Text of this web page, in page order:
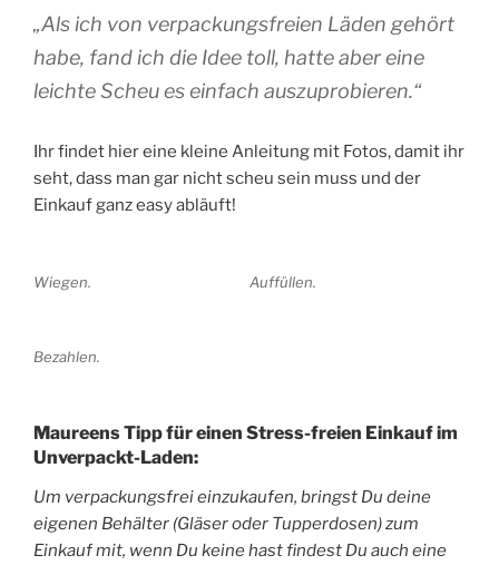
„Als ich von verpackungsfreien Läden gehört
habe, fand ich die Idee toll, hatte aber eine
leichte Scheu es einfach auszuprobieren.“
Ihr findet hier eine kleine Anleitung mit Fotos, damit ihr
seht, dass man gar nicht scheu sein muss und der
Einkauf ganz easy abläuft!
Wiegen. Auffüllen.
Bezahlen.
Maureens Tipp für einen Stress-freien Einkauf im
Unverpackt-Laden:
Um verpackungsfrei einzukaufen, bringst Du deine
eigenen Behälter (Gläser oder Tupperdosen) zum
Einkauf mit, wenn Du keine hast findest Du auch eine